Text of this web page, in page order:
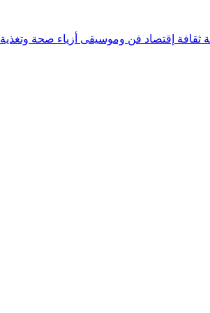
ثقافة إقتصاد فن وموسيقى أزياء صحة وتغذية